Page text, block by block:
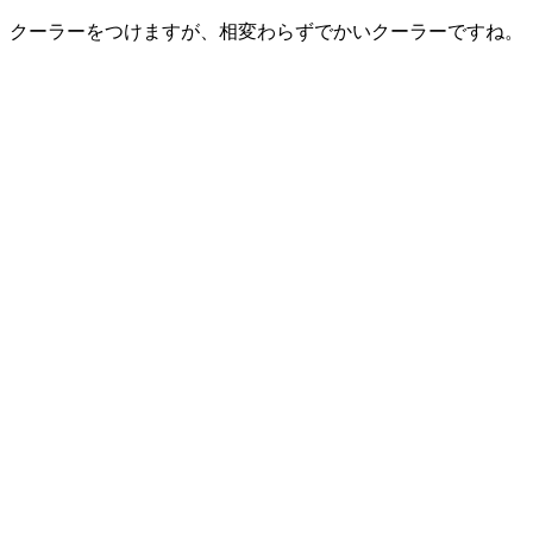
クーラーをつけますが、相変わらずでかいクーラーですね。